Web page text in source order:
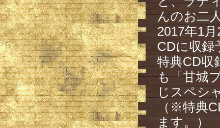
んのお二
2017年1
CDに収録
特典CD収
も「甘城
じスペシ
（※特典
ます。）